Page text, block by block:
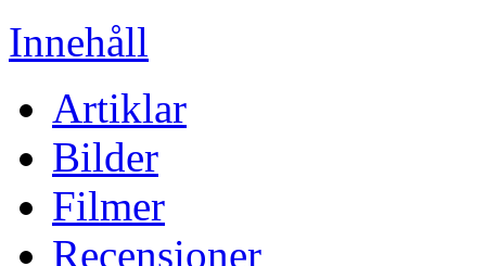
Innehåll
Artiklar
Bilder
Filmer
Recensioner